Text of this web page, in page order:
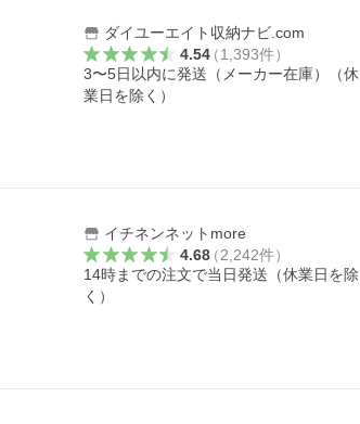
ダイユーエイト収納ナビ.com
4.54（1,393件）
3〜5日以内に発送（メーカー在庫）（休
業日を除く）
イチネンネットmore
4.68（2,242件）
14時までの注文で当日発送（休業日を除
く）